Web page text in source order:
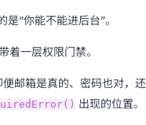
“你能不能进后台”。
着一层权限门禁。
邮箱是真的、密码也对，还
出现的位置。